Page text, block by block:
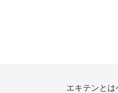
エキテンとは